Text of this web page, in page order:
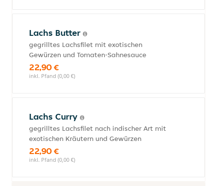
Lachs Butter
gegrilltes Lachsfilet mit exotischen
Gewürzen und Tomaten-Sahnesauce
22,90 €
inkl. Pfand (0,00 €)
Lachs Curry
gegrilltes Lachsfilet nach indischer Art mit
exotischen Kräutern und Gewürzen
22,90 €
inkl. Pfand (0,00 €)